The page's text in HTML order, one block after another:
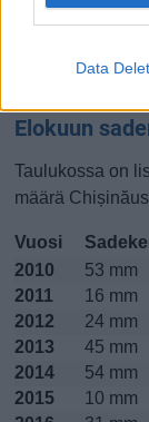
Data
Elokuun
Taulukossa on
määrä
Vuosi
2010
53 mm
2011
16 mm
2012
24 mm
2013
45 mm
2014
54 mm
2015
10 mm